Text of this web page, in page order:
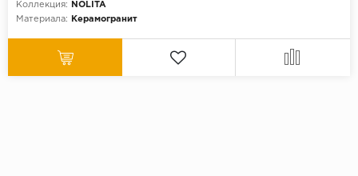
Коллекция:
NOLITA
Материала:
Керамогранит